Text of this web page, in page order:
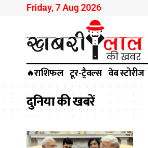
Friday, 7 Aug 2026
🔥राशिफल टूर-ट्रैवल्स वेब स्टोरीज
दुनिया की खबरें